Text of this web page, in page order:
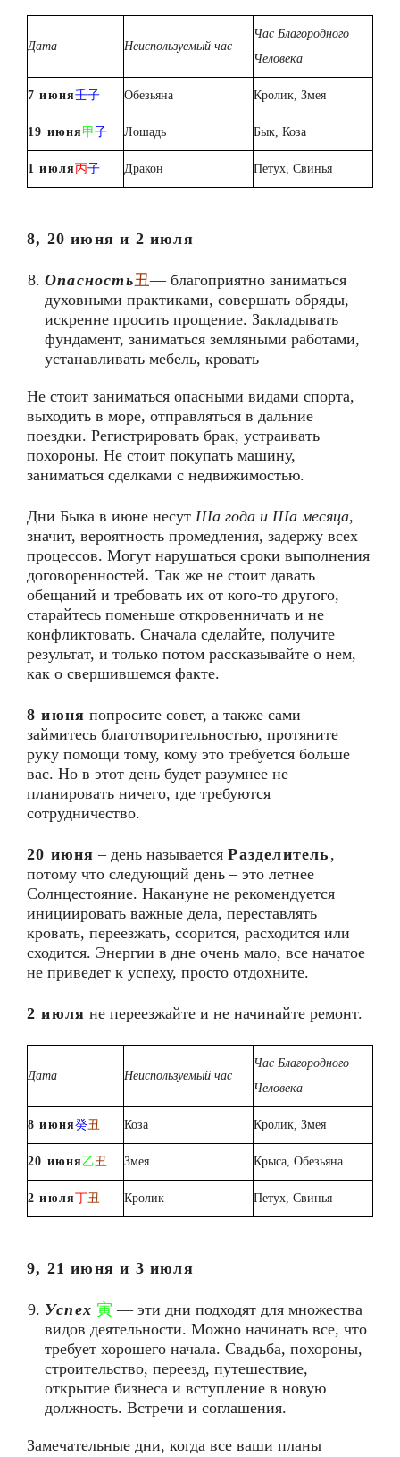
Дата Неиспользуемый час
Час Благородного
Человека
7 июня壬子 Обезьяна Кролик, Змея
19 июня 甲子 Лошадь Бык, Коза
1 июля丙子 Дракон Петух, Свинья
8, 20 июня и 2 июля
Опасность丑— благоприятно заниматься
духовными практиками, совершать обряды,
искренне просить прощение. Закладывать
фундамент, заниматься земляными работами,
устанавливать мебель, кровать
Не стоит заниматься опасными видами спорта,
выходить в море, отправляться в дальние
поездки. Регистрировать брак, устраивать
похороны. Не стоит покупать машину,
заниматься сделками с недвижимостью.
Дни Быка в июне несут Ша года и Ша месяца,
значит, вероятность промедления, задержу всех
процессов. Могут нарушаться сроки выполнения
договоренностей.Так же не стоит давать
обещаний и требовать их от кого-то другого,
старайтесь поменьше откровенничать и не
конфликтовать. Сначала сделайте, получите
результат, и только потом рассказывайте о нем,
как о свершившемся факте.
8 июня попросите совет, а также сами
займитесь благотворительностью, протяните
руку помощи тому, кому это требуется больше
вас. Но в этот день будет разумнее не
планировать ничего, где требуются
сотрудничество.
20 июня – день называетсяРазделитель ,
потому что следующий день – это летнее
Солнцестояние. Накануне не рекомендуется
инициировать важные дела, переставлять
кровать, переезжать, ссорится, расходится или
сходится. Энергии в дне очень мало, все начатое
не приведет к успеху, просто отдохните.
2 июля не переезжайте и не начинайте ремонт.
Дата Неиспользуемый час
Час Благородного
Человека
8 июня癸丑 Коза Кролик, Змея
20 июня乙丑 Змея Крыса, Обезьяна
2 июля丁丑 Кролик Петух, Свинья
9, 21 июня и 3 июля
Успех 寅 — эти дни подходят для множества
видов деятельности. Можно начинать все, что
требует хорошего начала. Свадьба, похороны,
строительство, переезд, путешествие,
открытие бизнеса и вступление в новую
должность. Встречи и соглашения.
Замечательные дни, когда все ваши планы